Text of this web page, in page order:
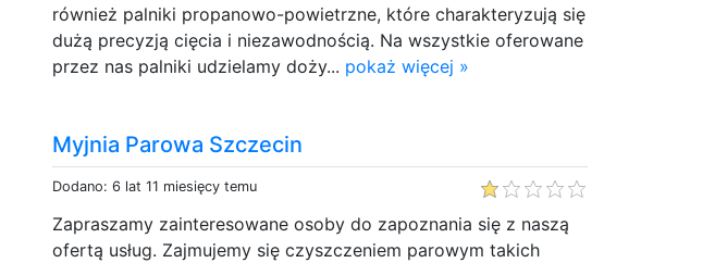
również palniki propanowo-powietrzne, które charakteryzują się
dużą precyzją cięcia i niezawodnością. Na wszystkie oferowane
przez nas palniki udzielamy doży... pokaż więcej »
Myjnia Parowa Szczecin
Dodano: 6 lat 11 miesięcy temu
Zapraszamy zainteresowane osoby do zapoznania się z naszą
ofertą usług. Zajmujemy się czyszczeniem parowym takich